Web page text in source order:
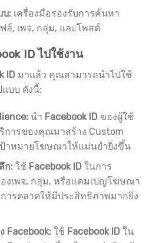
บ: เครื่องมือรองรับการค้นหา
ล์, เพจ, กลุ่ม, และโพสต์
ID ไปใช้งาน
ID มาแล้ว คุณสามารถนำไปใช้
บบ ดังนี้:
นำ Facebook IDของผู้ใช้
การของคุณมาสร้าง Custom
ป้าหมายโฆษณาให้แม่นยำยิ่งขึ้น
ก: ใช้ Facebook IDในการ
งเพจ, กลุ่ม, หรือแคมเปญโฆษณา
ารตลาดให้มีประสิทธิภาพมากยิ่ง
Facebook: ใช้ Facebook IDใน